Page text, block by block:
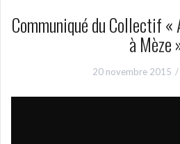
Communiqué du Collectif
à Mèze
20 novembre 2015